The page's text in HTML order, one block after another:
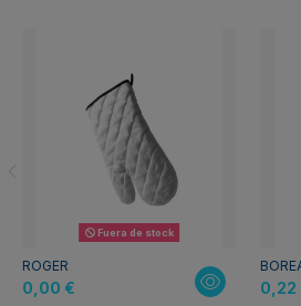
Fuera de stock
ROGER
0,00 € 0,22